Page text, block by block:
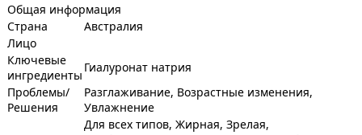
Общая информация
Страна
Австралия
Лицо
Ключевые
ингредиенты
Гиалуронат натрия
Проблемы/
Решения
Разглаживание, Возрастные изменения,
Увлажнение
Для всех типов, Жирная, Зрелая,